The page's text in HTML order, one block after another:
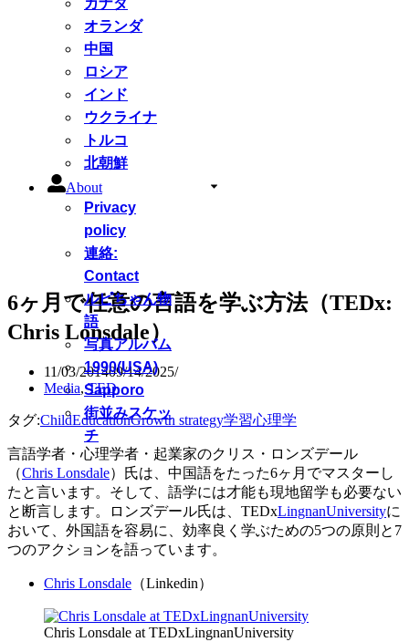
カナダ
オランダ
中国
ロシア
インド
ウクライナ
トルコ
北朝鮮
About
Privacy
policy
連絡:
Contact
ルピちゃん物
語
写真アルバム
1990(USA)
Sapporo
街並みスケッ
チ
6ヶ月で任意の言語を学ぶ方法（TEDx:
Chris Lonsdale）
11/03/201409/14/2025
Media,TED
タグ:ChildEducationGrowth strategy学習心理学
言語学者・心理学者・起業家のクリス・ロンズデール
（Chris Lonsdale）氏は、中国語をたった6ヶ月でマスターし
たと言います。そして、語学には才能も現地留学も必要ない
と断言します。ロンズデール氏は、TEDxLingnanUniversityに
おいて、外国語を容易に、効率良く学ぶための5つの原則と7
つのアクションを語っています。
Chris Lonsdale （Linkedin）
Chris Lonsdale at TEDxLingnanUniversity